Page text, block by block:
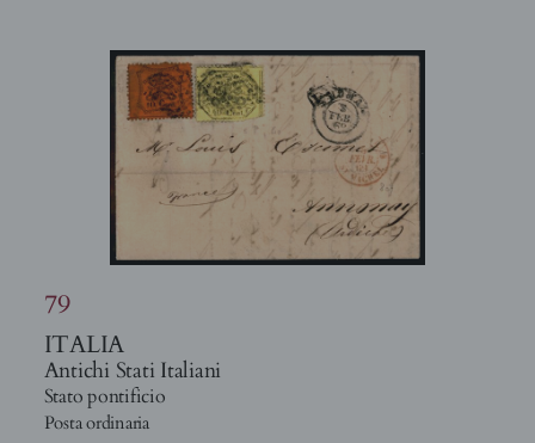
79
ITALIA
Antichi Stati Italiani
Stato pontificio
Posta ordinaria